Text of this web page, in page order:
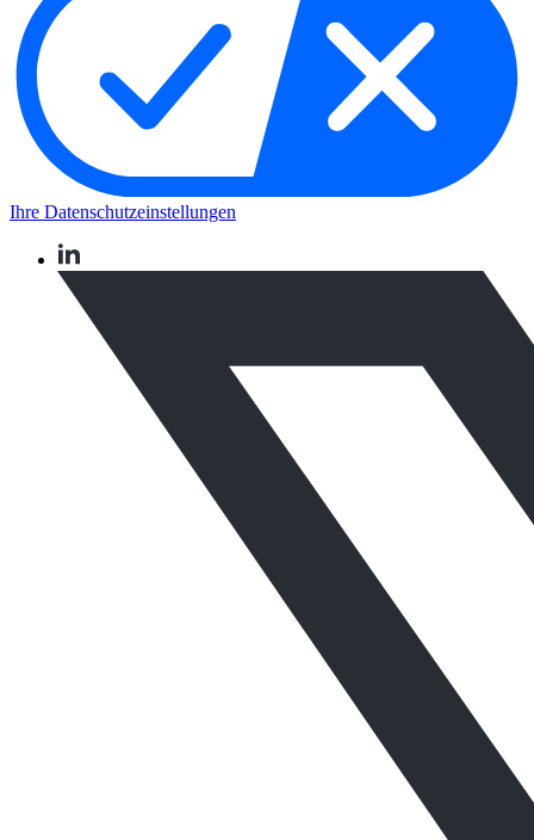
Ihre Datenschutzeinstellungen